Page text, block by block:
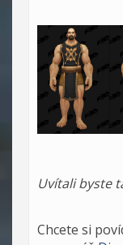
Uvítali byste
Chcete si